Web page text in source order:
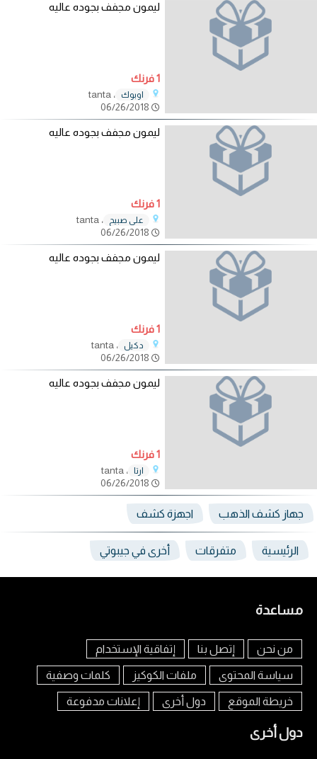
ليمون مجفف بجوده عاليه
1 فرنك
اوبوك ، tanta
ليمون مجفف بجوده عاليه
1 فرنك
علي صبيح
، tanta
ليمون مجفف بجوده عاليه
1 فرنك
دكيل ، tanta
ليمون مجفف بجوده عاليه
1 فرنك
ارتا
، tanta
جهاز كشف الذهب اجهزة كشف
الرئيسية متفرقات أخرى في جيبوتي
مساعدة
من نحن إتصل بنا إتفاقية الإستخدام
سياسة المحتوى ملفات الكوكيز كلمات وصفية
خريطة الموقع دول أخرى إعلانات مدفوعة
دول أخرى